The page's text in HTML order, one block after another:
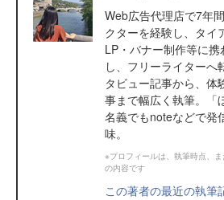
Web広告代理店で7年
クターを経験し、タイ
LP・バナー制作等に
し、フリーライターへ
タビュー記事から、体
事まで幅広く執筆。「
名義でもnoteなどで発
味。
※プロフィールは、執筆時点、
の内容です
この著者の最近の執筆